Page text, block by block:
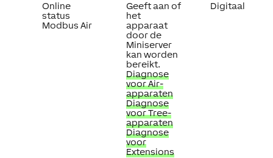
Online
status
Modbus Air
Geeft aan of
het
apparaat
door de
Miniserver
kan worden
bereikt.
Diagnose
voor Air-
apparaten
Diagnose
voor Tree-
apparaten
Diagnose
voor
Extensions
Digitaal